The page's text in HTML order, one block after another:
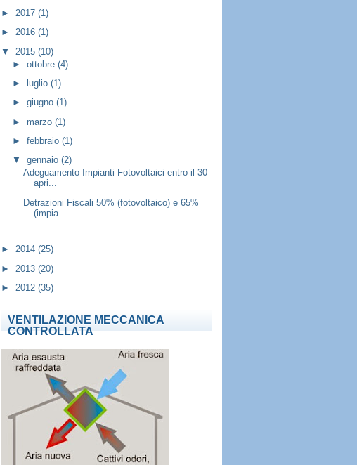
► 2017 (1)
► 2016 (1)
▼ 2015 (10)
► ottobre (4)
►
luglio (1)
► giugno (1)
► marzo (1)
► febbraio (1)
▼ gennaio (2)
Adeguamento Impianti Fotovoltaici entro il 30
apri...
Detrazioni Fiscali 50% (fotovoltaico) e 65%
(impia...
► 2014 (25)
► 2013 (20)
► 2012 (35)
VENTILAZIONE MECCANICA
CONTROLLATA